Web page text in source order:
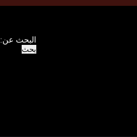
البحث عن: